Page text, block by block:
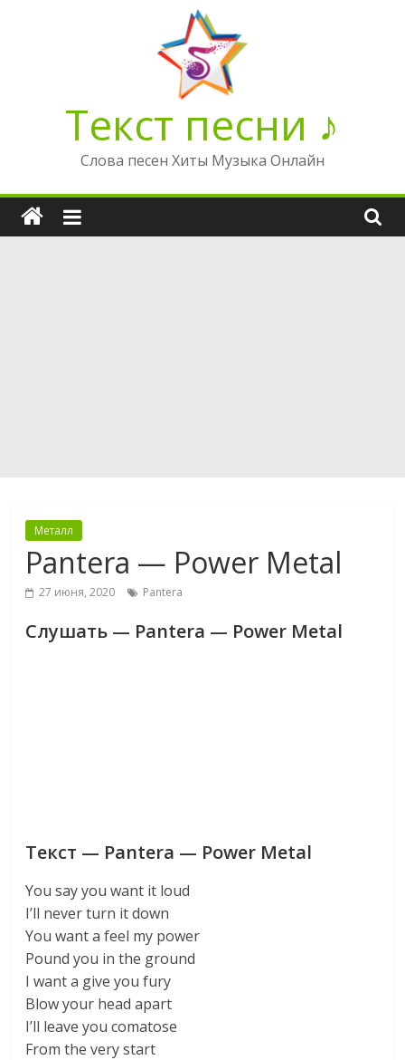
Текст песни ♪
Слова песен Хиты Музыка Онлайн
Металл
Pantera — Power Metal
27 июня, 2020 Pantera
Слушать — Pantera — Power Metal
Текст — Pantera — Power Metal
You say you want it loud
I’ll never turn it down
You want a feel my power
Pound you in the ground
I want a give you fury
Blow your head apart
I’ll leave you comatose
From the very start